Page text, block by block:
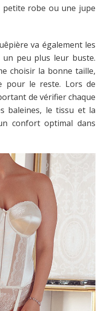
robe ou une jupe
va également les
peu plus leur buste.
choisir la bonne taille,
pour le reste. Lors de
de vérifier chaque
baleines, le tissu et la
confort optimal dans